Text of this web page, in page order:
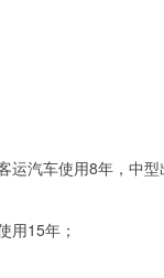
运汽车使用8年，中
用15年；